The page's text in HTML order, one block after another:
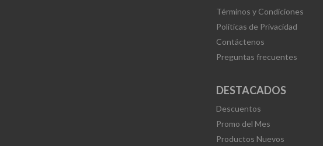
Términos y Condiciones
Políticas de Privacidad
Contáctenos
Preguntas frecuentes
DESTACADOS
Descuentos
Promo del Mes
Productos Nuevos